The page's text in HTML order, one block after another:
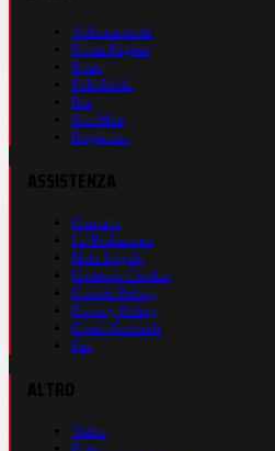
Abbonamenti
Prima Pagina
Store
Pubblicità
Rss
Site Map
Registrati
Contatti
La Redazione
Nota Legale
Gestione Cookie
Cookie Policy
Privacy Policy
Cond. Generali
Faq
Video